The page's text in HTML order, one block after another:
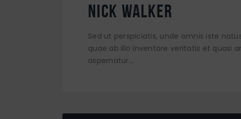
Nick Walker
Sed ut perspiciatis, unde omnis iste
quae ab illo inventore veritatis et quasi
aspernatur…